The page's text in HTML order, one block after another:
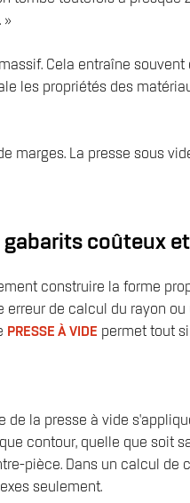
»
Cela entraîne
les propriétés des
marges. La presse sous
coûteux
construire la forme
de calcul du rayon
PRESSE À VIDE permet tout
la presse à vide
contour, quelle que soit
pièce. Dans un calcul de
seulement.